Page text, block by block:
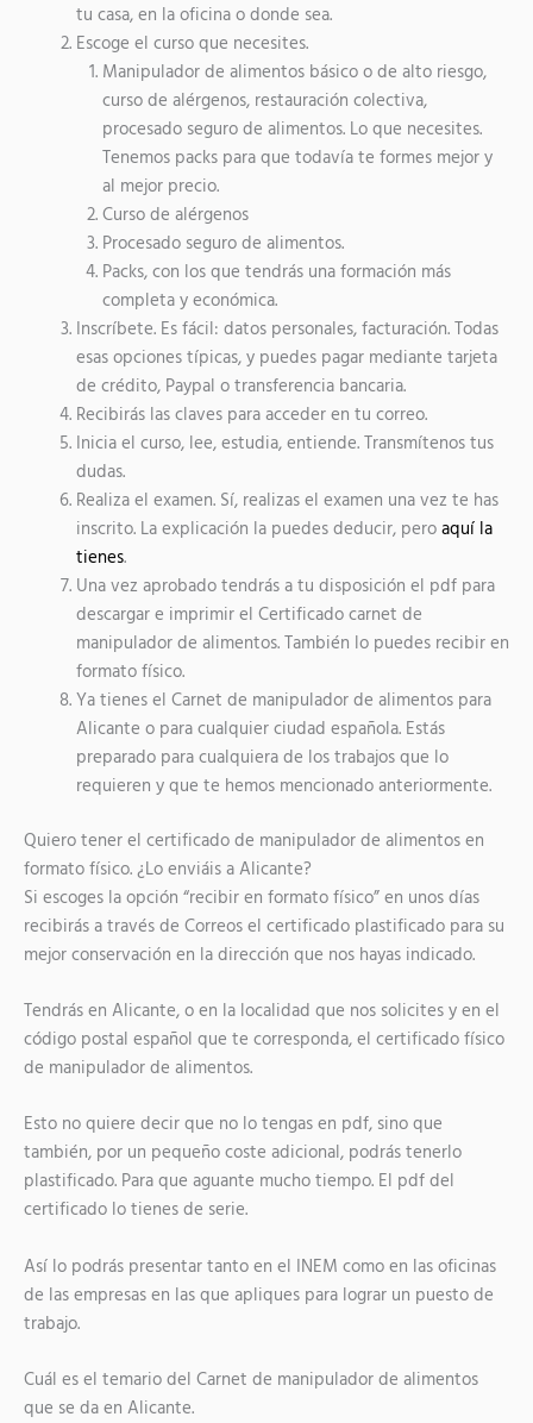
tu casa, en la oficina o donde sea.
Escoge el curso que necesites.
Manipulador de alimentos básico o de alto riesgo,
curso de alérgenos, restauración colectiva,
procesado seguro de alimentos. Lo que necesites.
Tenemos packs para que todavía te formes mejor y
al mejor precio.
Curso de alérgenos
Procesado seguro de alimentos.
Packs, con los que tendrás una formación más
completa y económica.
Inscríbete. Es fácil: datos personales, facturación. Todas
esas opciones típicas, y puedes pagar mediante tarjeta
de crédito, Paypal o transferencia bancaria.
Recibirás las claves para acceder en tu correo.
Inicia el curso, lee, estudia, entiende. Transmítenos tus
dudas.
Realiza el examen. Sí, realizas el examen una vez te has
inscrito. La explicación la puedes deducir, pero aquí la
tienes.
Una vez aprobado tendrás a tu disposición el pdf para
descargar e imprimir el Certificado carnet de
manipulador de alimentos. También lo puedes recibir en
formato físico.
Ya tienes el Carnet de manipulador de alimentos para
Alicante o para cualquier ciudad española. Estás
preparado para cualquiera de los trabajos que lo
requieren y que te hemos mencionado anteriormente.
Quiero tener el certificado de manipulador de alimentos en
formato físico. ¿Lo enviáis a Alicante?
Si escoges la opción “recibir en formato físico” en unos días
recibirás a través de Correos el certificado plastificado para su
mejor conservación en la dirección que nos hayas indicado.
Tendrás en Alicante, o en la localidad que nos solicites y en el
código postal español que te corresponda, el certificado físico
de manipulador de alimentos.
Esto no quiere decir que no lo tengas en pdf, sino que
también, por un pequeño coste adicional, podrás tenerlo
plastificado. Para que aguante mucho tiempo. El pdf del
certificado lo tienes de serie.
Así lo podrás presentar tanto en el INEM como en las oficinas
de las empresas en las que apliques para lograr un puesto de
trabajo.
Cuál es el temario del Carnet de manipulador de alimentos
que se da en Alicante.